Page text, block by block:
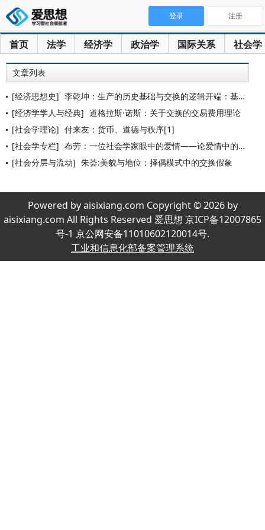
首页 法学 经济学 政治学 国际关系 社会学
登录 注册
文章列表
[经济思想史] 李乾坤：生产的历史基础与交换的逻辑开端：基于马克思价值形式理
[经济学学人与经典] 道格拉斯·诺斯：关于交换的交易费用理论
[社会学理论] 付来友：货币、道德与秩序[1]
[社会学专栏] 布劳：一位社会学家眼中的爱情——论爱情中的交换与权力
[社会分层与流动] 朱荟:美貌与地位：择偶模式中的交换假象
Powered by aisixiang.com Copyright © 2026 by
aisixiang.com All Rights Reserved 爱思想 京ICP备12007865
号-1 京公网安备11010602120014号.
工业和信息化部备案管理系统